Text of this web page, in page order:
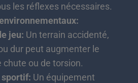
les réflexes nécessaires.
jeu: Un terrain accidenté,
dur peut augmenter le
chute ou de torsion.
Un équipement